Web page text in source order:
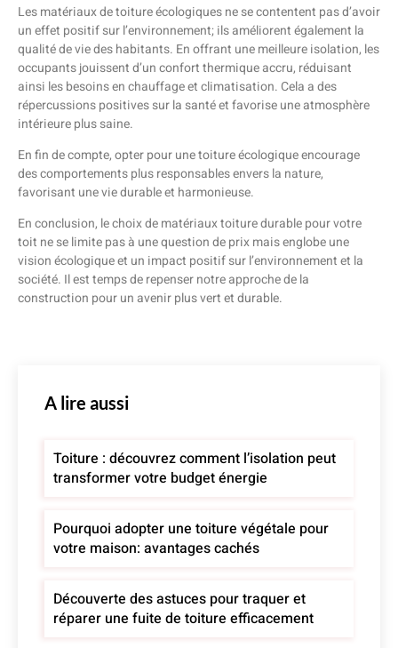
Les matériaux de toiture écologiques ne se contentent pas d’avoir
un effet positif sur l’environnement; ils améliorent également la
qualité de vie des habitants. En offrant une meilleure isolation, les
occupants jouissent d’un confort thermique accru, réduisant
ainsi les besoins en chauffage et climatisation. Cela a des
répercussions positives sur la santé et favorise une atmosphère
intérieure plus saine.
En fin de compte, opter pour une toiture écologique encourage
des comportements plus responsables envers la nature,
favorisant une vie durable et harmonieuse.
En conclusion, le choix de matériaux toiture durable pour votre
toit ne se limite pas à une question de prix mais englobe une
vision écologique et un impact positif sur l’environnement et la
société. Il est temps de repenser notre approche de la
construction pour un avenir plus vert et durable.
A lire aussi
Toiture : découvrez comment l’isolation peut
transformer votre budget énergie
Pourquoi adopter une toiture végétale pour
votre maison: avantages cachés
Découverte des astuces pour traquer et
réparer une fuite de toiture efficacement